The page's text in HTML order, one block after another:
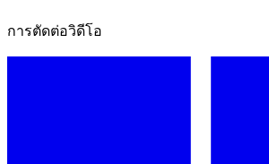
การตัดต่อวิดีโอ